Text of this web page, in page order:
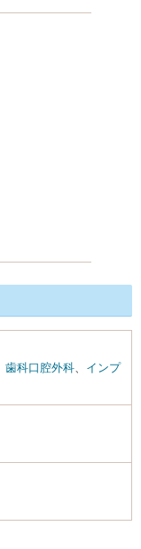
歯科口腔外科、 インプ